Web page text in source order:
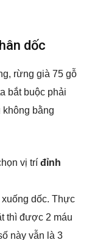
dốc
rừng già 75 gỗ
bắt buộc phải
không bằng
vị trí đỉnh
dốc. Thực
thì được 2 máu
này vẫn là 3